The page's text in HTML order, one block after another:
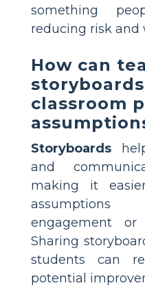
something
reducing risk and
How can
classroom
Storyboards
and
making it
engagement or
Sharing
students can
potential